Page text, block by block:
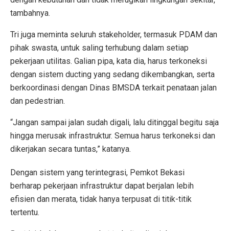
tambahnya.
Tri juga meminta seluruh stakeholder, termasuk PDAM dan
pihak swasta, untuk saling terhubung dalam setiap
pekerjaan utilitas. Galian pipa, kata dia, harus terkoneksi
dengan sistem ducting yang sedang dikembangkan, serta
berkoordinasi dengan Dinas BMSDA terkait penataan jalan
dan pedestrian.
“Jangan sampai jalan sudah digali, lalu ditinggal begitu saja
hingga merusak infrastruktur. Semua harus terkoneksi dan
dikerjakan secara tuntas,” katanya.
Dengan sistem yang terintegrasi, Pemkot Bekasi
berharap pekerjaan infrastruktur dapat berjalan lebih
efisien dan merata, tidak hanya terpusat di titik-titik
tertentu.